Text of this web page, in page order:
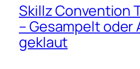
Skillz Convention
– Gesampelt oder
geklaut